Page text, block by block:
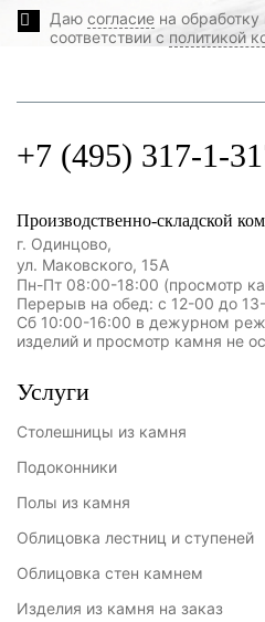
Даю согласие на
соответствии с политикой
+7 (495) 317-1-
Производственно-складской
г. Одинцово,
ул. Маковского, 15А
Пн-Пт 08:00-18:00 (просмотр
Перерыв на обед: с 12-00 до
Сб 10:00-16:00 в дежурном
изделий и просмотр камня не
Услуги
Столешницы из камня
Подоконники
Полы из камня
Облицовка лестниц и ступеней
Облицовка стен камнем
Изделия из камня на заказ